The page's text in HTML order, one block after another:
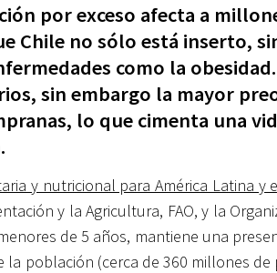
por exceso afecta a
Chile no sólo está inserto,
como la
sin embargo la mayor
lo que cimenta una
y nutricional para América Latina y
y la Agricultura, FAO, y la
de 5 años, mantiene una
población (cerca de 360 millones